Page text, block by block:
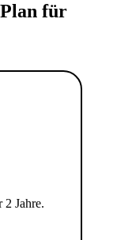
für
2 Jahre.